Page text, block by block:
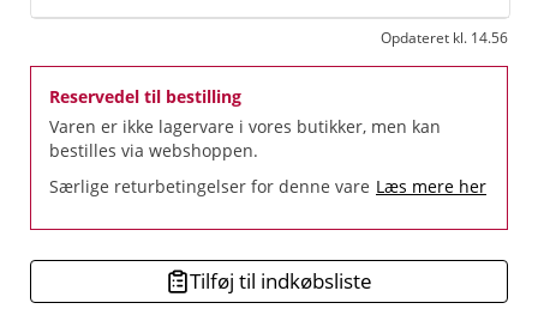
Opdateret kl. 14.56
Reservedel til bestilling
Varen er ikke lagervare i vores butikker, men kan
bestilles via webshoppen.
Særlige returbetingelser for denne vare Læs mere her
Tilføj til indkøbsliste